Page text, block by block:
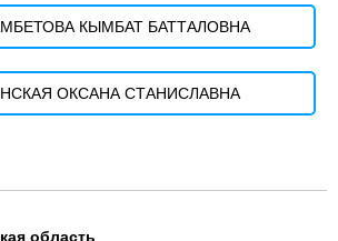
КЫМБАТ БАТТАЛОВНА
ОКСАНА СТАНИСЛАВНА
область